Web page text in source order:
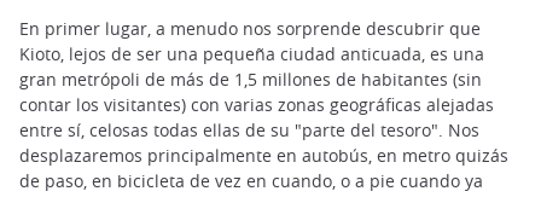
En primer lugar, a menudo nos sorprende descubrir que
Kioto, lejos de ser una pequeña ciudad anticuada, es una
gran metrópoli de más de 1,5 millones de habitantes (sin
contar los visitantes) con varias zonas geográficas alejadas
entre sí, celosas todas ellas de su "parte del tesoro". Nos
desplazaremos principalmente en autobús, en metro quizás
de paso, en bicicleta de vez en cuando, o a pie cuando ya